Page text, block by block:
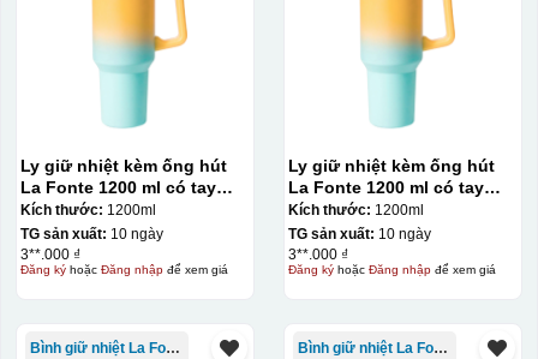
Hộp xi lót lụa
Ly giữ nhiệt kèm ống hút
La Fonte 1200 ml có tay
cầm – 012317
Kích thước: 1200ml
TG sản xuất: 10 ngày
3**.000 ₫
Đăng kýhoặc Đăng nhậpđể xem giá
Ly giữ nhiệt kèm ống hút
La Fonte 1200 ml có tay
cầm – 012317
Kích thước: 1200ml
TG sản xuất: 10 ngày
3**.000 ₫
Đăng kýhoặc Đăng nhậpđể xem giá
Bình giữ nhiệt La Fonte Bình giữ nhiệt La Fonte